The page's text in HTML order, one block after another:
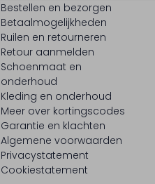
Bestellen en bezorgen
Betaalmogelijkheden
Ruilen en retourneren
Retour aanmelden
Schoenmaat en
onderhoud
Kleding en onderhoud
Meer over kortingscodes
Garantie en klachten
Algemene voorwaarden
Privacystatement
Cookiestatement